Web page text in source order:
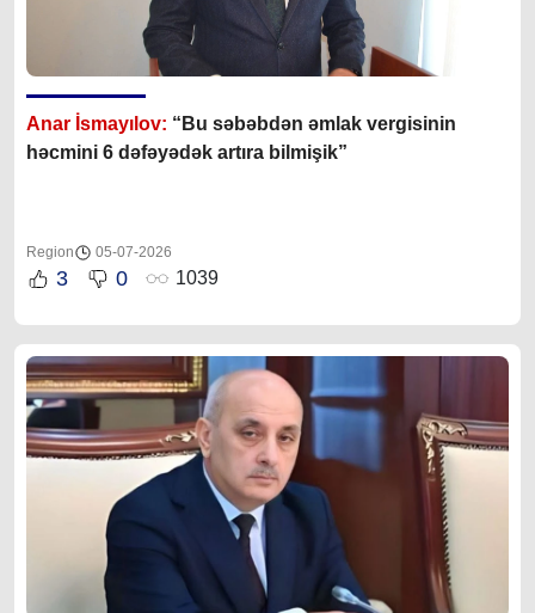
Anar İsmayılov: “Bu səbəbdən əmlak vergisinin
həcmini 6 dəfəyədək artıra bilmişik”
Region 05-07-2026
3 0 1039